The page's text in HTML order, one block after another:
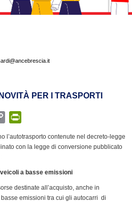
PER I TRASPORTI
C
p
n
k
i
r
i
l’autotrasporto contenute nel decreto-legge
con la legge di conversione pubblicato
a basse emissioni
destinate all’acquisto, anche in
emissioni tra cui gli autocarri di